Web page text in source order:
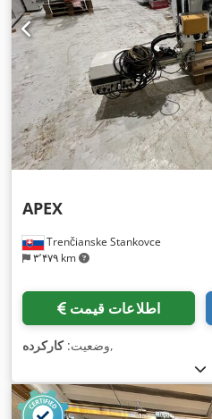
Trenčianske Stankovce
۳٬۴۷۹ km
APEX
اطلاعات قیمت
وضعیت:کارکرده ,